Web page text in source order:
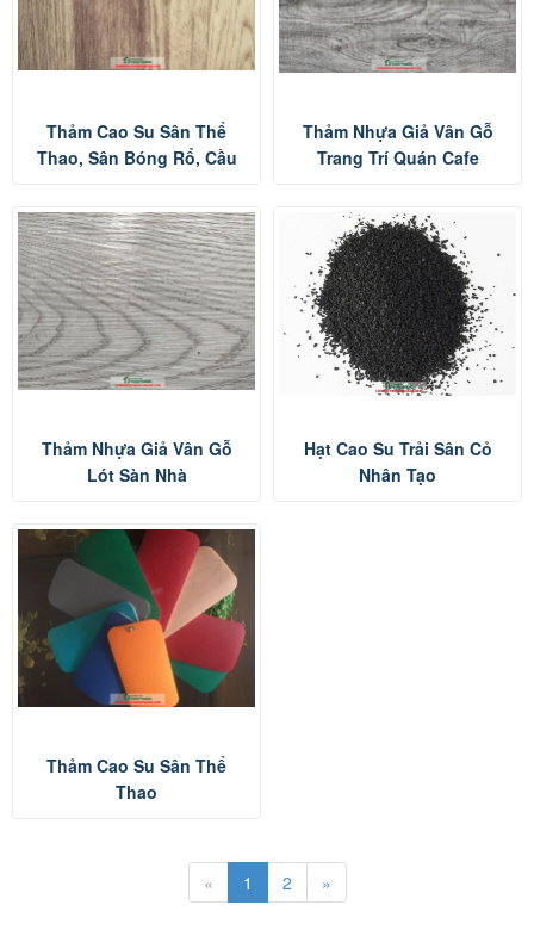
Thảm Cao Su Sân Thể
Thao, Sân Bóng Rổ, Cầu
Thảm Nhựa Giả Vân Gỗ
Trang Trí Quán Cafe
Thảm Nhựa Giả Vân Gỗ
Lót Sàn Nhà
Hạt Cao Su Trải Sân Cỏ
Nhân Tạo
Thảm Cao Su Sân Thể
Thao
« 1 2 »